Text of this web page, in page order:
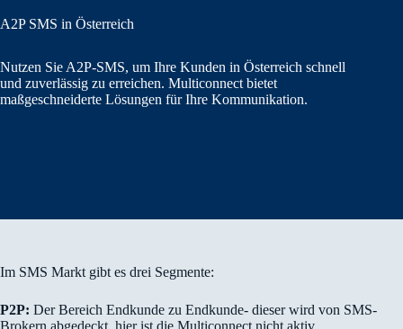
A2P SMS in Österreich
Nutzen Sie A2P-SMS, um Ihre Kunden in Österreich schnell
und zuverlässig zu erreichen. Multiconnect bietet
maßgeschneiderte Lösungen für Ihre Kommunikation.
Im SMS Markt gibt es drei Segmente:
P2P: Der Bereich Endkunde zu Endkunde- dieser wird von SMS-
Brokern abgedeckt, hier ist die Multiconnect nicht aktiv.